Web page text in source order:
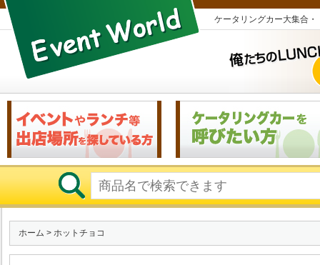
ケータリングカー大集合
ホーム > ホットチョコ